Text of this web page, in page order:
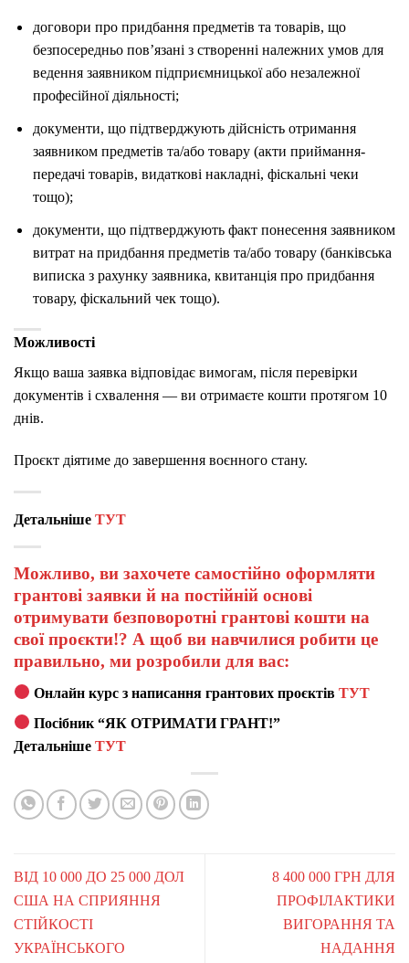
договори про придбання предметів та товарів, що
безпосередньо пов’язані з створенні належних умов для
ведення заявником підприємницької або незалежної
професійної діяльності;
документи, що підтверджують дійсність отримання
заявником предметів та/або товару (акти приймання-
передачі товарів, видаткові накладні, фіскальні чеки
тощо);
документи, що підтверджують факт понесення заявником
витрат на придбання предметів та/або товару (банківська
виписка з рахунку заявника, квитанція про придбання
товару, фіскальний чек тощо).
Можливості
Якщо ваша заявка відповідає вимогам, після перевірки
документів і схвалення — ви отримаєте кошти протягом 10
днів.
Проєкт діятиме до завершення воєнного стану.
Детальніше ТУТ
Можливо, ви захочете самостійно оформляти
грантові заявки й на постійній основі
отримувати безповоротні грантові кошти на
свої проєкти!? А щоб ви навчилися робити це
правильно, ми розробили для вас:
Онлайн курс з написання грантових проєктівТУТ
Посібник “ЯК ОТРИМАТИ ГРАНТ!”
Детальніше ТУТ
ВІД 10 000 ДО 25 000 ДОЛ
США НА СПРИЯННЯ
СТІЙКОСТІ
УКРАЇНСЬКОГО
8 400 000 ГРН ДЛЯ
ПРОФІЛАКТИКИ
ВИГОРАННЯ ТА
НАДАННЯ